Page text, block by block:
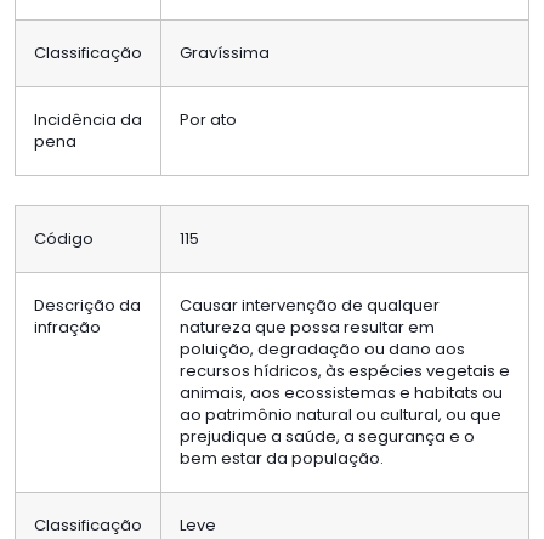
Classificação Gravíssima
Incidência da
pena
Por ato
Código 115
Descrição da
infração
Causar intervenção de qualquer
natureza que possa resultar em
poluição, degradação ou dano aos
recursos hídricos, às espécies vegetais e
animais, aos ecossistemas e habitats ou
ao patrimônio natural ou cultural, ou que
prejudique a saúde, a segurança e o
bem estar da população.
Classificação Leve